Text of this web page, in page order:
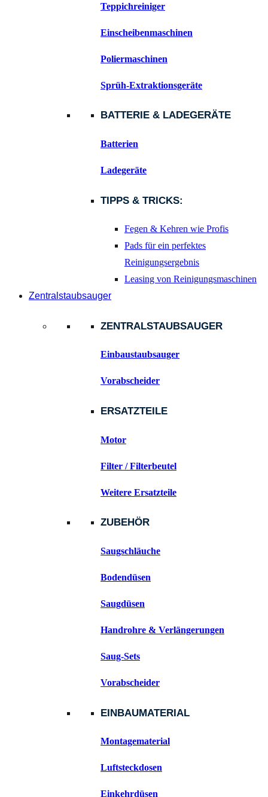
Teppichreiniger
Einscheibenmaschinen
Poliermaschinen
Sprüh-Extraktionsgeräte
BATTERIE & LADEGERÄTE
Batterien
Ladegeräte
TIPPS & TRICKS:
Fegen & Kehren wie Profis
Pads für ein perfektes
Reinigungsergebnis
Leasing von Reinigungsmaschinen
Zentralstaubsauger
ZENTRALSTAUBSAUGER
Einbaustaubsauger
Vorabscheider
ERSATZTEILE
Motor
Filter / Filterbeutel
Weitere Ersatzteile
ZUBEHÖR
Saugschläuche
Bodendüsen
Saugdüsen
Handrohre & Verlängerungen
Saug-Sets
Vorabscheider
EINBAUMATERIAL
Montagematerial
Luftsteckdosen
Einkehrdüsen